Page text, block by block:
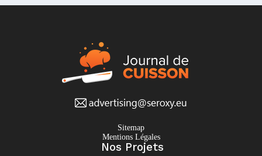
Sitemap
Mentions Légales
Nos Projets